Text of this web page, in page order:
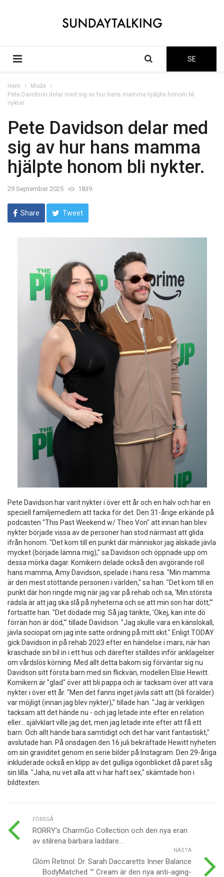
SE
Hem
Mode
Pete Davidson delar med sig av hur hans mamma hjälpte honom bli
nykter.
Pete Davidson delar med
sig av hur hans mamma
hjälpte honom bli nykter.
29 September 2025 1839
Share Tweet
Pete Davidson har varit nykter i över ett år och en halv och har en
speciell familjemedlem att tacka för det. Den 31-årige erkände på
podcasten "This Past Weekend w/ Theo Von" att innan han blev
nykter började vissa av de personer han stod närmast att glida
ifrån honom. "Det kom till en punkt där människor jag älskade jävla
mycket (började lämna mig)," sa Davidson och öppnade upp om
dessa mörka dagar. Komikern delade också den avgörande roll
hans mamma, Amy Davidson, spelade i hans resa. "Min mamma
är den mest stöttande personen i världen," sa han. "Det kom till en
punkt där hon ringde mig när jag var på rehab och sa, 'Min största
rädsla är att jag ska slå på nyheterna och se att min son har dött,'"
fortsatte han. "Det dödade mig. Så jag tänkte, 'Okej, kan inte dö
förrän hon är död,'" tillade Davidson. "Jag skulle vara en känslokall,
jävla sociopat om jag inte satte ordning på mitt skit." Enligt TODAY
gick Davidson in på rehab 2023 efter en händelse i mars, när han
kraschade sin bil in i ett hus och därefter ställdes inför anklagelser
om vårdslös körning. Med allt detta bakom sig förväntar sig nu
Davidson sitt första barn med sin flickvän, modellen Elsie Hewitt.
Komikern är "glad" över att bli pappa och är tacksam över att vara
nykter i över ett år. "Men det fanns inget jävla sätt att (bli förälder)
var möjligt (innan jag blev nykter)," tillade han. "Jag är verkligen
tacksam att det hände nu - och jag letade inte efter en relation
eller... självklart ville jag det, men jag letade inte efter att få ett
barn. Och allt hände bara samtidigt och det har varit fantastiskt,"
avslutade han. På onsdagen den 16 juli bekräftade Hewitt nyheten
om sin graviditet genom en serie bilder på Instagram. Den 29-åriga
inkluderade också en klipp av det gulliga ögonblicket då paret såg
sin lilla. "Jaha, nu vet alla att vi har haft sex," skämtade hon i
bildtexten.
FÖREGÅ
RORRY's CharmGo Collection och den nya eran
av stilrena bärbara laddare...
NÄSTA
Glöm Retinol: Dr. Sarah Daccaretts Inner Balance
BodyMatched ™ Cream är den nya anti-aging-